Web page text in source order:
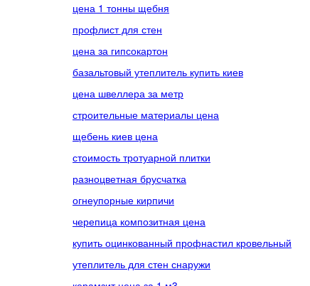
цена 1 тонны щебня
профлист для стен
цена за гипсокартон
базальтовый утеплитель купить киев
цена швеллера за метр
строительные материалы цена
щебень киев цена
стоимость тротуарной плитки
разноцветная брусчатка
огнеупорные кирпичи
черепица композитная цена
купить оцинкованный профнастил кровельный
утеплитель для стен снаружи